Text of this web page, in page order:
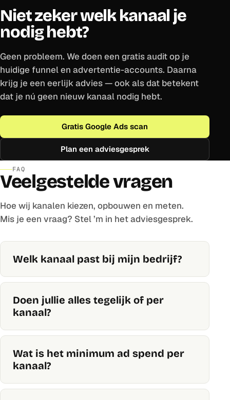
Niet zeker welk kanaal je
nodig hebt?
Geen probleem. We doen een gratis audit op je
huidige funnel en advertentie-accounts. Daarna
krijg je een eerlijk advies — ook als dat betekent
dat je nú geen nieuw kanaal nodig hebt.
Gratis Google Ads scan
Plan een adviesgesprek
FAQ
Veelgestelde vragen
Hoe wij kanalen kiezen, opbouwen en meten.
Mis je een vraag? Stel ’m in het adviesgesprek.
Welk kanaal past bij mijn bedrijf?
Doen jullie alles tegelijk of per
kanaal?
Wat is het minimum ad spend per
kanaal?